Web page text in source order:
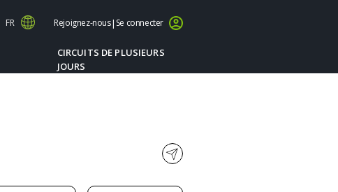
FR Rejoignez-nous| Se connecter
CIRCUITS DE PLUSIEURS
JOURS